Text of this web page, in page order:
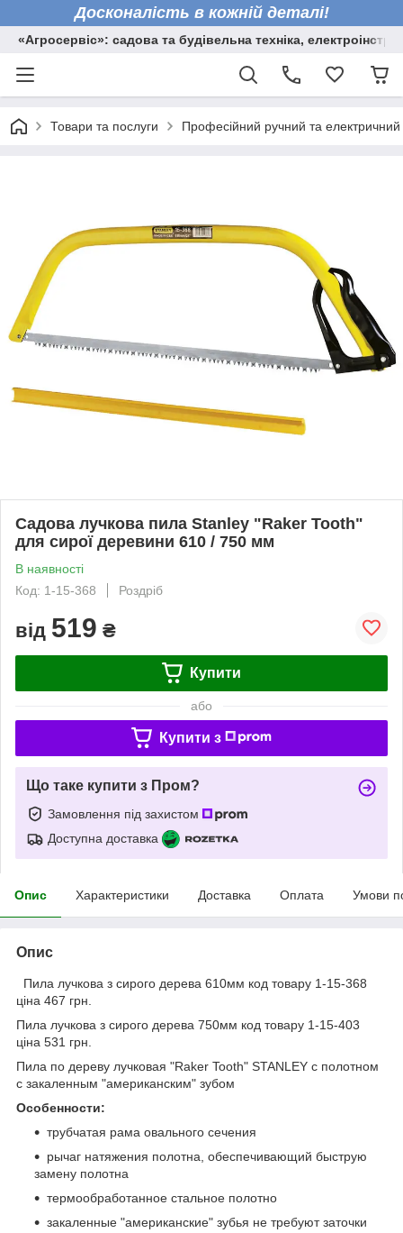
Досконалість в кожній деталі!
«Агросервіс»: садова та будівельна техніка,
Товари та послуги Професійний ручний та електричний
Садова лучкова пила Stanley "Raker Tooth"
для сирої деревини 610 / 750 мм
В наявності
Код: 1-15-368
Роздріб
від 519 ₴
Купити
або
Купити з
Що таке купити з Пром?
Замовлення під захистом
Доступна доставка
Опис Характеристики Доставка Оплата Умови
Опис
Пила лучкова з сирого дерева 610мм код товару 1-15-368
ціна 467 грн.
Пила лучкова з сирого дерева 750мм код товару 1-15-403
ціна 531 грн.
Пила по дереву лучковая "Raker Tooth" STANLEY с полотном
с закаленным "американским" зубом
Особенности:
трубчатая рама овального сечения
рычаг натяжения полотна, обеспечивающий быструю
замену полотна
термообработанное стальное полотно
закаленные "американские" зубья не требуют заточки